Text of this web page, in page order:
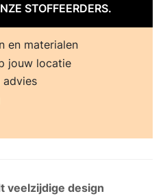
STOFFEERDERS.
en materialen
jouw locatie
advies
veelzijdige design